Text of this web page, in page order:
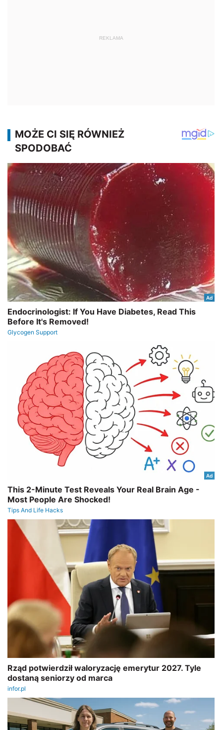
REKLAMA